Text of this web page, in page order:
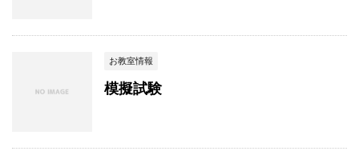
お教室情報
模擬試験